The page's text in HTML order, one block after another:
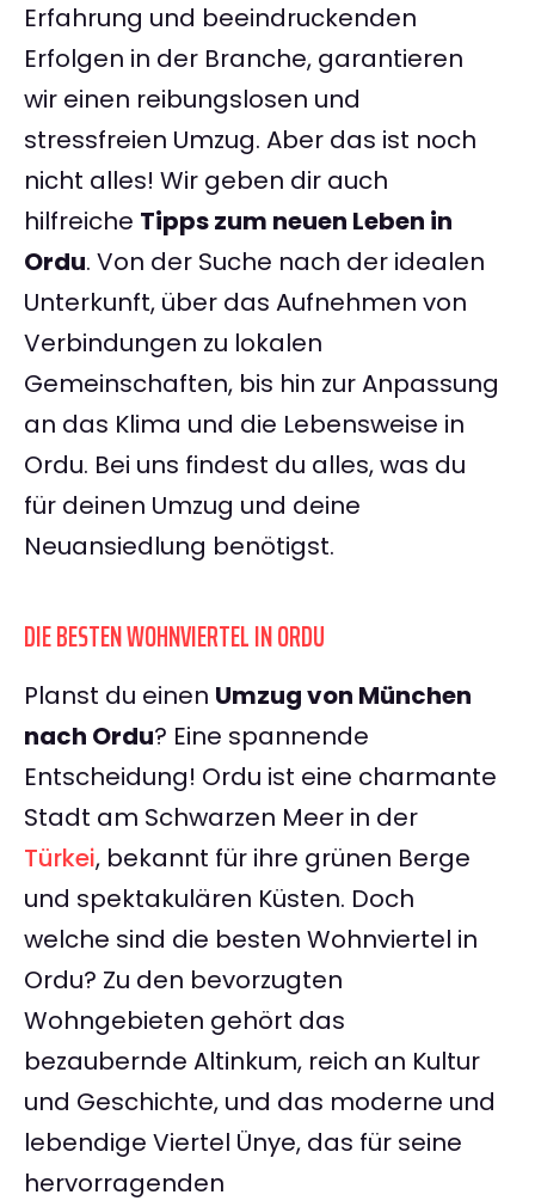
Erfahrung und beeindruckenden
Erfolgen in der Branche, garantieren
wir einen reibungslosen und
stressfreien Umzug. Aber das ist noch
nicht alles! Wir geben dir auch
hilfreiche Tipps zum neuen Leben in
Ordu. Von der Suche nach der idealen
Unterkunft, über das Aufnehmen von
Verbindungen zu lokalen
Gemeinschaften, bis hin zur Anpassung
an das Klima und die Lebensweise in
Ordu. Bei uns findest du alles, was du
für deinen Umzug und deine
Neuansiedlung benötigst.
DIE BESTEN WOHNVIERTEL IN ORDU
Planst du einen Umzug von München
nach Ordu? Eine spannende
Entscheidung! Ordu ist eine charmante
Stadt am Schwarzen Meer in der
Türkei, bekannt für ihre grünen Berge
und spektakulären Küsten. Doch
welche sind die besten Wohnviertel in
Ordu? Zu den bevorzugten
Wohngebieten gehört das
bezaubernde Altinkum, reich an Kultur
und Geschichte, und das moderne und
lebendige Viertel Ünye, das für seine
hervorragenden